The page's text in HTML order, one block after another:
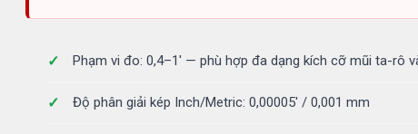
Phạm vi đo: 0,4–1' — phù hợp đa dạng kích cỡ mũi ta-rô
Độ phân giải kép Inch/Metric: 0,00005' / 0,001 mm